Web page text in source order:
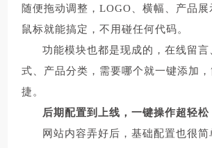
随便拖动调整，LOGO、横幅、产品展
鼠标就能搞定，不用碰任何代码。
功能模块也都是现成的，在线留言
式、产品分类，需要哪个就一键添加
捷。
后期配置到上线，一键操作超轻松
网站内容弄好后，基础配置也很简